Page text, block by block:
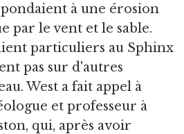
à une érosion
par le vent et le sable.
particuliers au Sphinx
pas sur d'autres
West a fait appel à
et professeur à
qui, après avoir